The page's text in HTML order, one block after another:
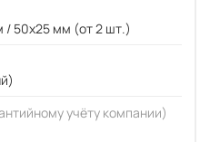
/ 50x25 мм (от 2 шт.)
учёту компании)